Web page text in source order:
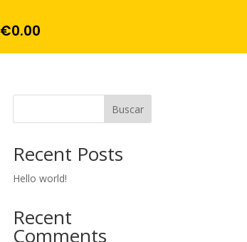
€0.00
Buscar
Recent Posts
Hello world!
Recent
Comments